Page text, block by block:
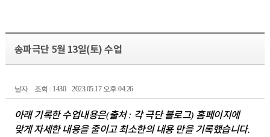
송파극단 5월 13일(토) 수업
날자 조회 : 1430 2023.05.17 오후 04:26
아래 기록한 수업내용은(출처: 각 극단 블로그) 홈페이지에
맞게 자세한 내용을 줄이고 최소한의 내용 만을 기록했습니다.